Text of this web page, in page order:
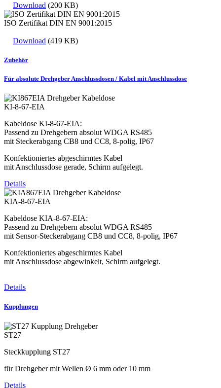
Download (200 KB)
ISO Zertifikat DIN EN 9001:2015
Download (419 KB)
Zubehör
Für absolute Drehgeber Anschlussdosen / Kabel mit Anschlussdose
KI-8-67-EIA
Kabeldose KI-8-67-EIA:
Passend zu Drehgebern absolut WDGA RS485
mit Steckerabgang CB8 und CC8, 8-polig, IP67
Konfektioniertes abgeschirmtes Kabel
mit Anschlussdose gerade, Schirm aufgelegt.
Details
KIA-8-67-EIA
Kabeldose KIA-8-67-EIA:
Passend zu Drehgebern absolut WDGA RS485
mit Sensor-Steckerabgang CB8 und CC8, 8-polig, IP67
Konfektioniertes abgeschirmtes Kabel
mit Anschlussdose abgewinkelt, Schirm aufgelegt.
Details
Kupplungen
ST27
Steckkupplung ST27
für Drehgeber mit Wellen Ø 6 mm oder 10 mm
Details